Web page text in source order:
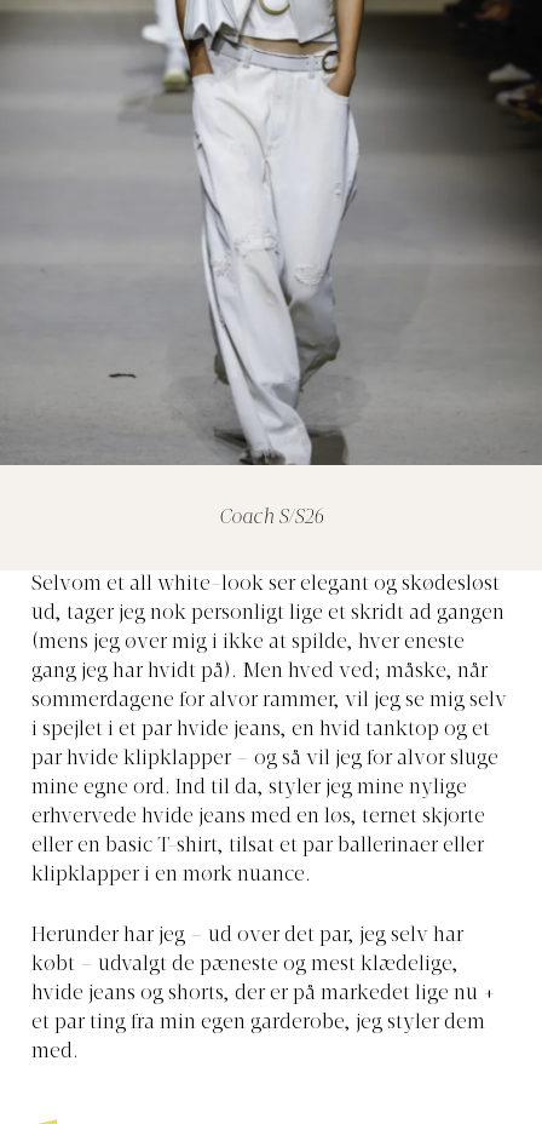
Coach S/S26
Selvom et all white-look ser elegant og skødesløst
ud, tager jeg nok personligt lige et skridt ad gangen
(mens jeg øver mig i ikke at spilde, hver eneste
gang jeg har hvidt på). Men hved ved; måske, når
sommerdagene for alvor rammer, vil jeg se mig selv
i spejlet i et par hvide jeans, en hvid tanktop og et
par hvide klipklapper – og så vil jeg for alvor sluge
mine egne ord. Ind til da, styler jeg mine nylige
erhvervede hvide jeans med en løs, ternet skjorte
eller en basic T-shirt, tilsat et par ballerinaer eller
klipklapper i en mørk nuance.
Herunder har jeg – ud over det par, jeg selv har
købt – udvalgt de pæneste og mest klædelige,
hvide jeans og shorts, der er på markedet lige nu +
et par ting fra min egen garderobe, jeg styler dem
med.